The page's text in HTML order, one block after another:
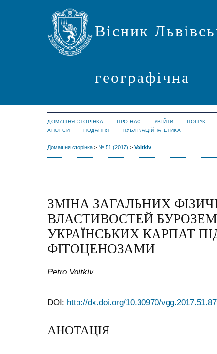
Вісник
географічна
ДОМАШНЯ СТОРІНКА ПРО НАС УВІЙТИ
ПОШУК
АНОНСИ
ПОДАННЯ ПУБЛІКАЦІЙНА ЕТИКА
Домашня сторінка > № 51 (2017) > Voitkiv
ЗМІНА ЗАГАЛЬНИХ
ВЛАСТИВОСТЕЙ
УКРАЇНСЬКИХ КАРПАТ
ФІТОЦЕНОЗАМИ
Petro Voitkiv
DOI: http://dx.doi.org/10.30970/
АНОТАЦІЯ